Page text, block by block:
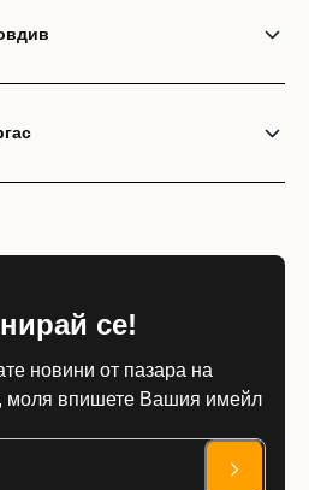
се!
новини от пазара на
моля впишете Вашия имейл